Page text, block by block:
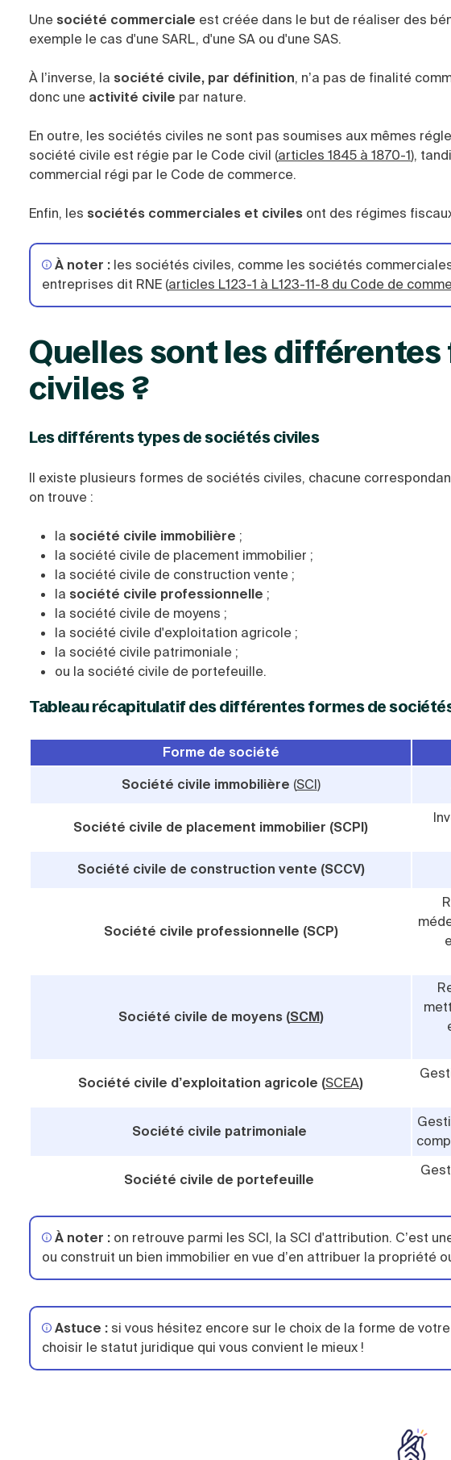
Une société commerciale est créée dans le but de réaliser des
exemple le cas d'une SARL, d'une SA ou d'une SAS.
À l’inverse, la société civile, par définition, n’a pas de finalité
donc une activité civile par nature.
En outre, les sociétés civiles ne sont pas soumises aux mêmes
société civile est régie par le Code civil (articles 1845 à 1870-1),
commercial régi par le Code de commerce.
Enfin, les sociétés commerciales et civiles ont des régimes
À noter : les sociétés civiles, comme les sociétés
entreprises dit RNE (articles L123-1 à L123-11-8 du Code de
Quelles sont les
civiles ?
Les différents types de sociétés civiles
Il existe plusieurs formes de sociétés civiles, chacune
on trouve :
la société civile immobilière ;
la société civile de placement immobilier ;
la société civile de construction vente ;
la société civile professionnelle ;
la société civile de moyens ;
la société civile d'exploitation agricole ;
la société civile patrimoniale ;
ou la société civile de portefeuille.
Tableau récapitulatif des différentes formes de
Forme de société
Société civile immobilière (SCI)
Société civile de placement immobilier (SCPI)
Société civile de construction vente (SCCV)
Société civile professionnelle (SCP)
Société civile de moyens (SCM)
Société civile d’exploitation agricole (SCEA)
Société civile patrimoniale
Société civile de portefeuille
À noter : on retrouve parmi les SCI, la SCI d'attribution. C’est
ou construit un bien immobilier en vue d’en attribuer la propriété
Astuce : si vous hésitez encore sur le choix de la forme de
choisir le statut juridique qui vous convient le mieux !